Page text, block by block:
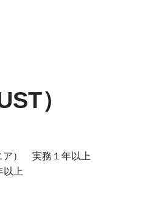
）
ア） 実務１年以上
以上